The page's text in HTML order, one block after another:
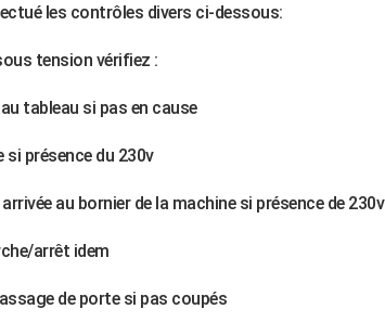
les contrôles divers ci-dessous:
tension vérifiez :
tableau si pas en cause
si présence du 230v
au bornier de la machine si présence de 230v
arrêt idem
de porte si pas coupés